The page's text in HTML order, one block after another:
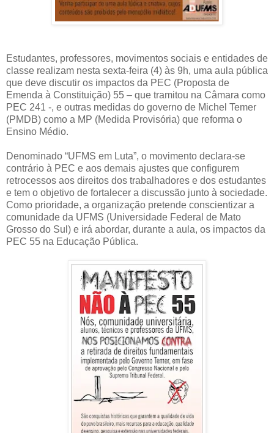
Estudantes, professores, movimentos sociais e entidades de
classe realizam nesta sexta-feira (4) às 9h, uma aula pública
que deve discutir os impactos da PEC (Proposta de
Emenda à Constituição) 55 – que tramitou na Câmara como
PEC 241 -, e outras medidas do governo de Michel Temer
(PMDB) como a MP (Medida Provisória) que reforma o
Ensino Médio.
Denominado “UFMS em Luta”, o movimento declara-se
contrário à PEC e aos demais ajustes que configurem
retrocessos aos direitos dos trabalhadores e dos estudantes
e tem o objetivo de fortalecer a discussão junto à sociedade.
Como prioridade, a organização pretende conscientizar a
comunidade da UFMS (Universidade Federal de Mato
Grosso do Sul) e irá abordar, durante a aula, os impactos da
PEC 55 na Educação Pública.